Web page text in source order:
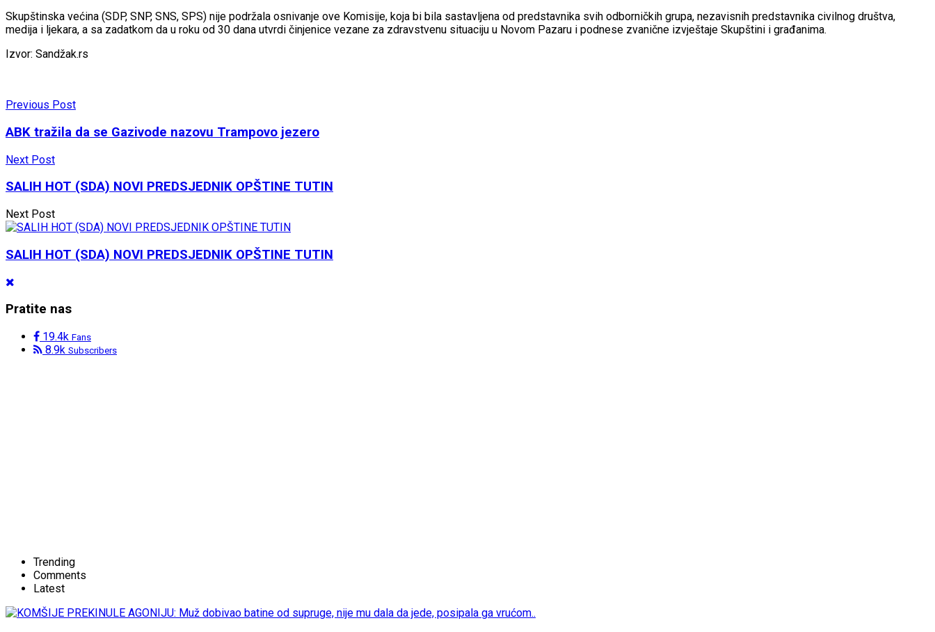
Skupštinska većina (SDP, SNP, SNS, SPS) nije podržala osnivanje ove Komisije, koja bi bila sastavljena od predstavnika svih odborničkih grupa, nezavisnih predstavnika civilnog društva,
medija i ljekara, a sa zadatkom da u roku od 30 dana utvrdi činjenice vezane za zdravstvenu situaciju u Novom Pazaru i podnese zvanične izvještaje Skupštini i građanima.
Izvor: Sandžak.rs
Previous Post
ABK tražila da se Gazivode nazovu Trampovo jezero
Next Post
SALIH HOT (SDA) NOVI PREDSJEDNIK OPŠTINE TUTIN
Next Post
SALIH HOT (SDA) NOVI PREDSJEDNIK OPŠTINE TUTIN
Pratite nas
19.4k Fans
8.9k Subscribers
Trending
Comments
Latest